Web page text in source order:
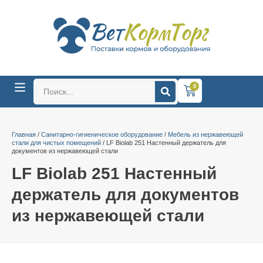
0
Главная / Санитарно-гигиеническое оборудование / Мебель из нержавеющей
стали для чистых помещений / LF Biolab 251 Настенный держатель для
документов из нержавеющей стали
LF Biolab 251 Настенный
держатель для документов
из нержавеющей стали